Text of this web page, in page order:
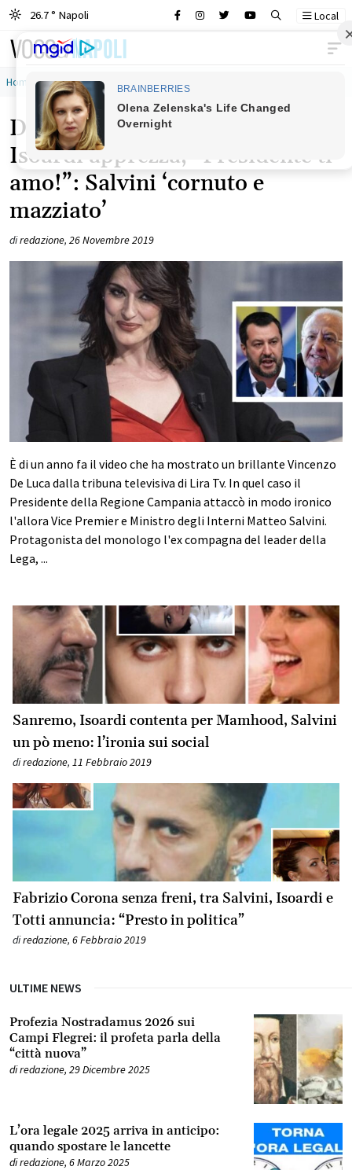
26.7 ° Napoli Local
Main Navigation
Home »elisa isoardi
De Luca la ‘corteggia’ in tv e
Isoardi apprezza, “Presidente ti
amo!”: Salvini ‘cornuto e
mazziato’
diredazione, 26 Novembre 2019
È di un anno fa il video che ha mostrato un brillante Vincenzo
De Luca dalla tribuna televisiva di Lira Tv. In quel caso il
Presidente della Regione Campania attaccò in modo ironico
l'allora Vice Premier e Ministro degli Interni Matteo Salvini.
Protagonista del monologo l'ex compagna del leader della
Lega, ...
Sanremo, Isoardi contenta per Mamhood, Salvini
un pò meno: l’ironia sui social
diredazione, 11 Febbraio 2019
Fabrizio Corona senza freni, tra Salvini, Isoardi e
Totti annuncia: “Presto in politica”
diredazione, 6 Febbraio 2019
ULTIME NEWS
Profezia Nostradamus 2026 sui
Campi Flegrei: il profeta parla della
“città nuova”
diredazione, 29 Dicembre 2025
L’ora legale 2025 arriva in anticipo:
quando spostare le lancette
diredazione, 6 Marzo 2025